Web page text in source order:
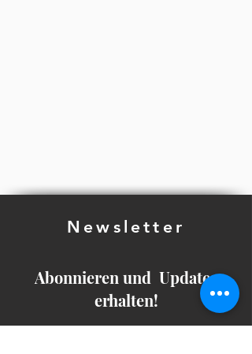
Newsletter
Abonnieren und Updates
erhalten!